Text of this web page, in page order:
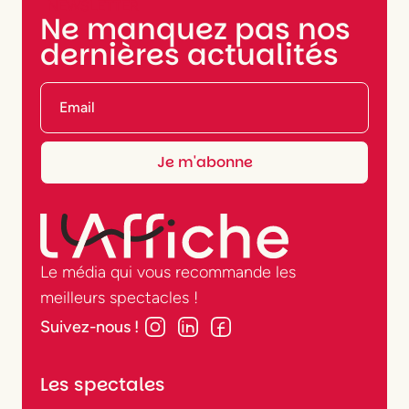
Ne manquez pas nos
dernières actualités
Le média qui vous recommande les
meilleurs spectacles !
Suivez-nous !
Les spectales